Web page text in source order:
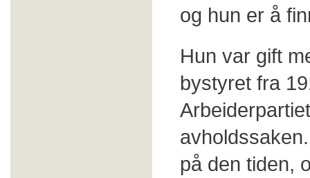
og hun er å
Hun var gift
bystyret fra
på den tiden,